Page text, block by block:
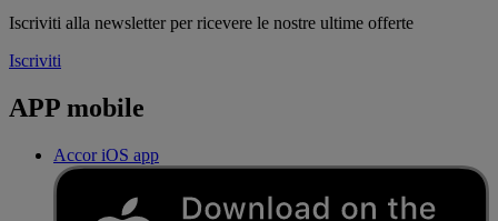
Iscriviti alla newsletter per ricevere le nostre ultime offerte
Iscriviti
APP mobile
Accor iOS app